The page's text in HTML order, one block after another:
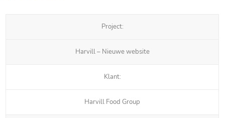
Project:
Harvill – Nieuwe website
Klant:
Harvill Food Group